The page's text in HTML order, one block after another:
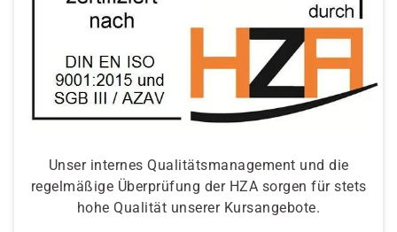
Unser internes Qualitätsmanagement und die
regelmäßige Überprüfung der HZA sorgen für stets
hohe Qualität unserer Kursangebote.